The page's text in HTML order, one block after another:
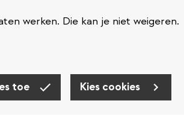
werken. Die kan je niet weigeren.
toe Kies cookies